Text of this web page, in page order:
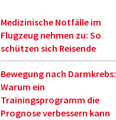
Medizinische Notfälle im
Flugzeug nehmen zu: So
schützen sich Reisende
Bewegung nach Darmkrebs:
Warum ein
Trainingsprogramm die
Prognose verbessern kann